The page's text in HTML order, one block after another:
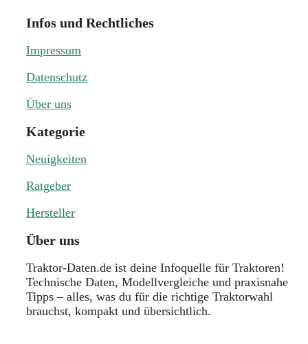
Infos und Rechtliches
Impressum
Datenschutz
Über uns
Kategorie
Neuigkeiten
Ratgeber
Hersteller
Über uns
Traktor-Daten.de ist deine Infoquelle für Traktoren!
Technische Daten, Modellvergleiche und praxisnahe
Tipps – alles, was du für die richtige Traktorwahl
brauchst, kompakt und übersichtlich.